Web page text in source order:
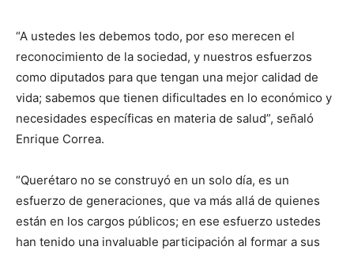
“A ustedes les debemos todo, por eso merecen el
reconocimiento de la sociedad, y nuestros esfuerzos
como diputados para que tengan una mejor calidad de
vida; sabemos que tienen dificultades en lo económico y
necesidades específicas en materia de salud”, señaló
Enrique Correa.
“Querétaro no se construyó en un solo día, es un
esfuerzo de generaciones, que va más allá de quienes
están en los cargos públicos; en ese esfuerzo ustedes
han tenido una invaluable participación al formar a sus